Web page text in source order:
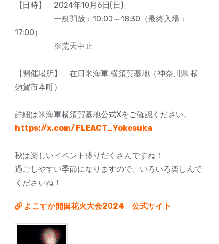
【日時】 2024年10月6日(日)
一般開放：10:00～18:30（最終入場：
17:00）
※荒天中止
【開催場所】 在日米海軍 横須賀基地（神奈川県 横
須賀市本町）
詳細は米海軍横須賀基地公式Xをご確認ください。
https://x.com/FLEACT_Yokosuka
秋は楽しいイベント盛りだくさんですね！
過ごしやすい季節になりますので、いろいろ楽しんで
くださいね！
よこすか開国花火大会2024 公式サイト